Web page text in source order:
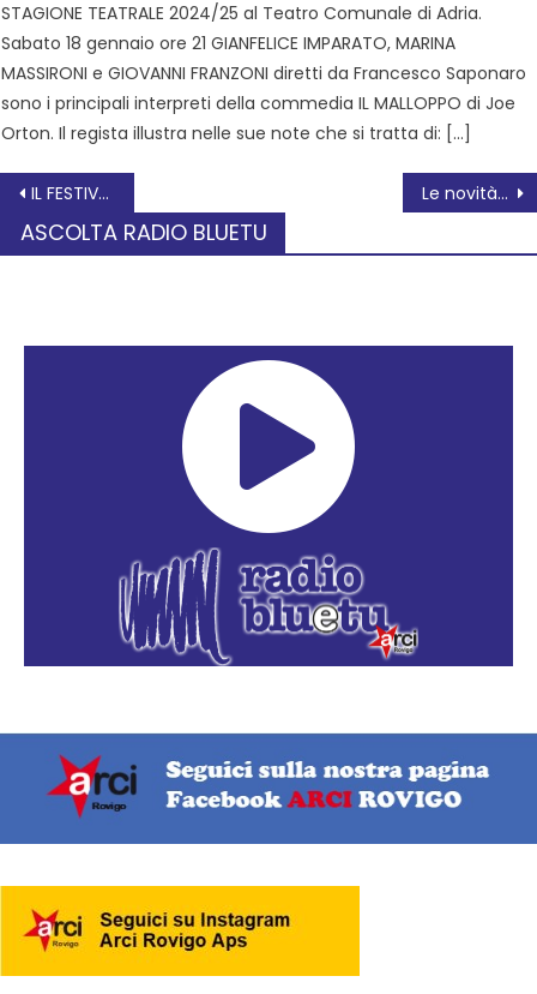
STAGIONE TEATRALE 2024/25 al Teatro Comunale di Adria.
Sabato 18 gennaio ore 21 GIANFELICE IMPARATO, MARINA
MASSIRONI e GIOVANNI FRANZONI diretti da Francesco Saponaro
sono i principali interpreti della commedia IL MALLOPPO di Joe
Orton. Il regista illustra nelle sue note che si tratta di: […]
IL FESTIVAL DELTA BLUES è sbarcato a Loreo: grande serata stile anni Cinquanta-Sessanta Le novità del Centro Servizi Anziani di Adria
ASCOLTA RADIO BLUETU